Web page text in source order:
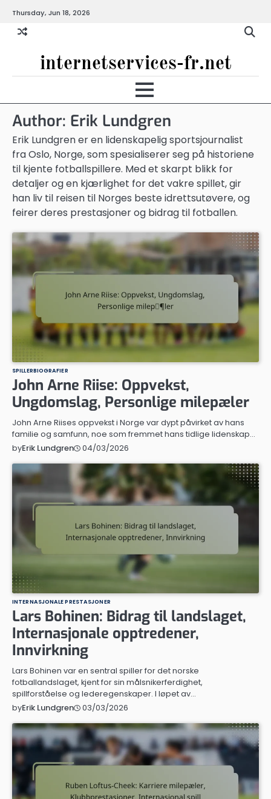
content
Thursday, Jun 18, 2026
internetservices-fr.net
Author: Erik Lundgren
Erik Lundgren er en lidenskapelig sportsjournalist
fra Oslo, Norge, som spesialiserer seg på historiene
til kjente fotballspillere. Med et skarpt blikk for
detaljer og en kjærlighet for det vakre spillet, gir
han liv til reisen til Norges beste idrettsutøvere, og
feirer deres prestasjoner og bidrag til fotballen.
SPILLERBIOGRAFIER
John Arne Riise: Oppvekst,
Ungdomslag, Personlige milepæler
John Arne Riises oppvekst i Norge var dypt påvirket av hans
familie og samfunn, noe som fremmet hans tidlige lidenskap…
byErik Lundgren 04/03/2026
INTERNASJONALE PRESTASJONER
Lars Bohinen: Bidrag til landslaget,
Internasjonale opptredener,
Innvirkning
Lars Bohinen var en sentral spiller for det norske
fotballandslaget, kjent for sin målsnikerferdighet,
spillforståelse og lederegenskaper. I løpet av…
byErik Lundgren 03/03/2026